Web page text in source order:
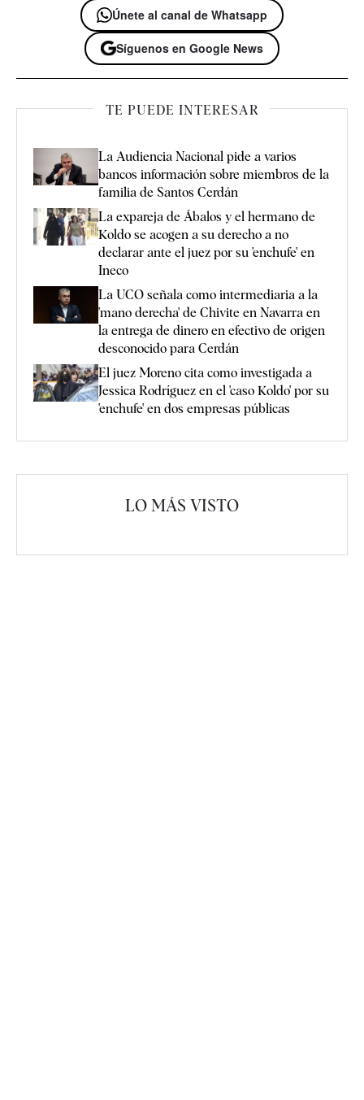
Únete al canal de Whatsapp
Síguenos en Google News
TE PUEDE INTERESAR
La Audiencia Nacional pide a varios
bancos información sobre miembros de la
familia de Santos Cerdán
La expareja de Ábalos y el hermano de
Koldo se acogen a su derecho a no
declarar ante el juez por su 'enchufe' en
Ineco
La UCO señala como intermediaria a la
'mano derecha' de Chivite en Navarra en
la entrega de dinero en efectivo de origen
desconocido para Cerdán
El juez Moreno cita como investigada a
Jessica Rodríguez en el 'caso Koldo' por su
'enchufe' en dos empresas públicas
LO MÁS VISTO